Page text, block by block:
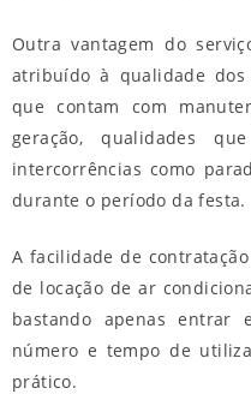
Outra vantagem do
atribuído à qualidade dos
que contam com
geração, qualidades
intercorrências como
durante o período da festa.
A facilidade de
de locação de ar
bastando apenas
número e tempo de
prático.